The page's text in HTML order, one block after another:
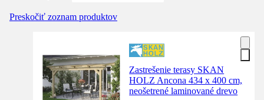
Preskočiť zoznam produktov
Zastrešenie terasy SKAN
HOLZ Ancona 434 x 400 cm,
neošetrené laminované drevo